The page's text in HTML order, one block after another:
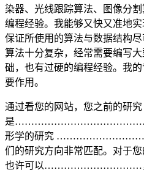
染器、光线跟踪算法、图像分
编程经验。我能够又快又准地
保证所使用的算法与数据结构
算法十分复杂，经常需要编写
础，也有过硬的编程经验。我
要作用。
通过看您的网站，您之前的研究
是
形学的研究
们的研究方向非常匹配。
也许可以…………………………